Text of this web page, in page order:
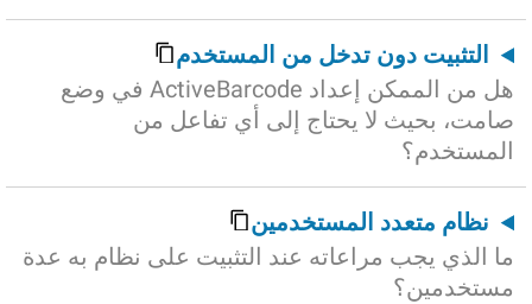
التثبيت دون تدخل من المستخدم
هل من الممكن إعداد ActiveBarcode في وضع
صامت، بحيث لا يحتاج إلى أي تفاعل من
المستخدم؟
نظام متعدد المستخدمين
ما الذي يجب مراعاته عند التثبيت على نظام به عدة
مستخدمين؟